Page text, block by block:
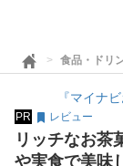
食品・ドリ
『マイナ
PR レビュー
リッチなお茶
や実食で美味